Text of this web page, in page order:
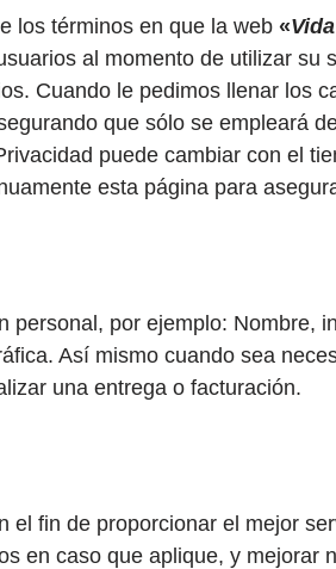
los términos en que la web «
al momento de utilizar su
Cuando le pedimos llenar los
que sólo se empleará
puede cambiar con el
esta página para
personal, por ejemplo: Nombre,
Así mismo cuando sea
una entrega o facturación.
el fin de proporcionar el mejor
en caso que aplique, y mejorar